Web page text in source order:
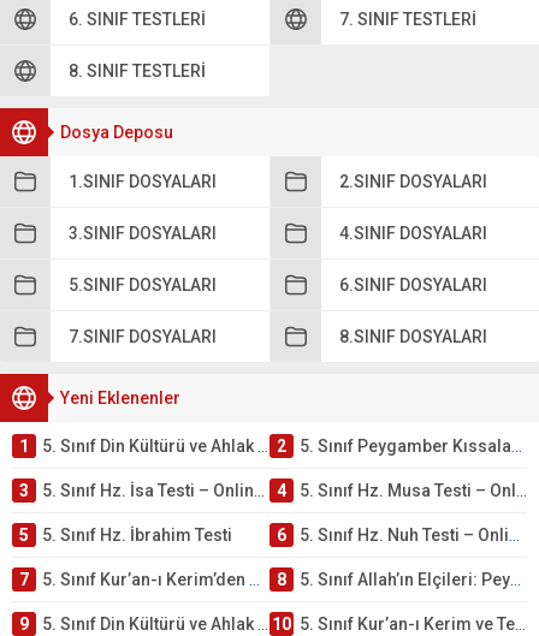
6. SINIF TESTLERI 7. SINIF TESTLERI
8. SINIF TESTLERI
Dosya Deposu
1.SINIF DOSYALARI 2.SINIF DOSYALARI
3.SINIF DOSYALARI 4.SINIF DOSYALARI
5.SINIF DOSYALARI 6.SINIF DOSYALARI
7.SINIF DOSYALARI 8.SINIF DOSYALARI
Yeni Eklenenler
1 5. Sınıf Din Kültürü ve Ahlak Bilgisi 4. Ünite: Peygamber Kıssaları Çalışmaları 2 5. Sınıf Peygamber Kıssaları Ünite Testi – Online Çöz
3 5. Sınıf Hz. İsa Testi – Online Çöz 4 5. Sınıf Hz. Musa Testi – Online Çöz
5 5. Sınıf Hz. İbrahim Testi 6 5. Sınıf Hz. Nuh Testi – Online Çöz
7 5. Sınıf Kur’an-ı Kerim’den Öğütler – Peygamber Kıssaları Testi – Online Çöz 8 5. Sınıf Allah’ın Elçileri: Peygamberler Testi – Online Çöz
9 5. Sınıf Din Kültürü ve Ahlak Bilgisi 3. Ünite: Kur’an-ı Kerim Çalışmaları 10 5. Sınıf Kur’an-ı Kerim ve Temel Özellikleri Testi – Online Çöz